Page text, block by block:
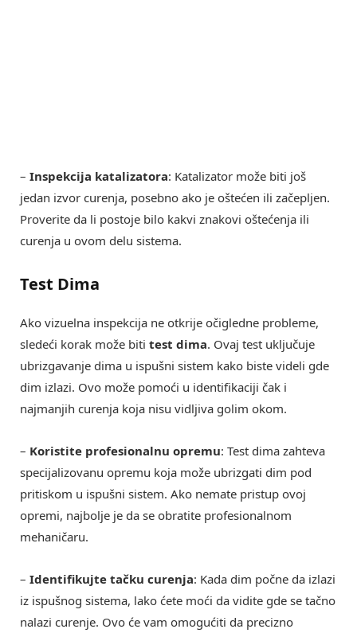
– Inspekcija katalizatora: Katalizator može biti još
jedan izvor curenja, posebno ako je oštećen ili začepljen.
Proverite da li postoje bilo kakvi znakovi oštećenja ili
curenja u ovom delu sistema.
Test Dima
Ako vizuelna inspekcija ne otkrije očigledne probleme,
sledeći korak može biti test dima. Ovaj test uključuje
ubrizgavanje dima u ispušni sistem kako biste videli gde
dim izlazi. Ovo može pomoći u identifikaciji čak i
najmanjih curenja koja nisu vidljiva golim okom.
– Koristite profesionalnu opremu: Test dima zahteva
specijalizovanu opremu koja može ubrizgati dim pod
pritiskom u ispušni sistem. Ako nemate pristup ovoj
opremi, najbolje je da se obratite profesionalnom
mehaničaru.
– Identifikujte tačku curenja: Kada dim počne da izlazi
iz ispušnog sistema, lako ćete moći da vidite gde se tačno
nalazi curenje. Ovo će vam omogućiti da precizno